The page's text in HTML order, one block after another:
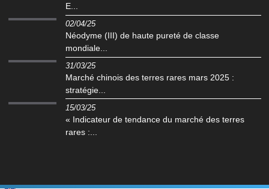
E...
02/04/25
Néodyme (III) de haute pureté de classe
mondiale...
31/03/25
Marché chinois des terres rares mars 2025 :
stratégie...
15/03/25
« Indicateur de tendance du marché des terres
rares :...